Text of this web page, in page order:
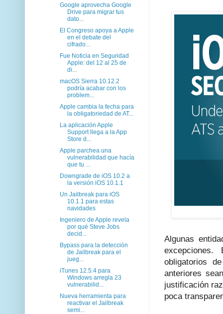
Algunas
obligatorios
anteriores
justificación
poca
Google aprovecha Google
Drive para migrar tus
dato...
El Congreso apoya a Apple
en el debate del
cifrado...
Fue Noticia en Seguridad
Apple: del 12 al 25 de
di...
macOS Sierra 10.12.2
podría acabar con los
problem...
Apple cambia la fecha para
la obligatoriedad de AT...
La aplicación Apple
Support llega a la App
Store d...
Apple parchea una
vulnerabilidad que hacía
que tu ...
Downgrade de iOS 10.2 a
la versión iOS 10.1.1
Un Jailbreak para iOS
10.1.1 para estas
navidades
Ingeniero de Apple revela
por qué Steve Jobs
decid...
Bypass para la detección
de Jailbreak para el
jueg...
iTunes 12.5.4 para
Windows arregla 23
vulnerabilid...
Nueva herramienta para
reactivar el Jailbreak
semi...